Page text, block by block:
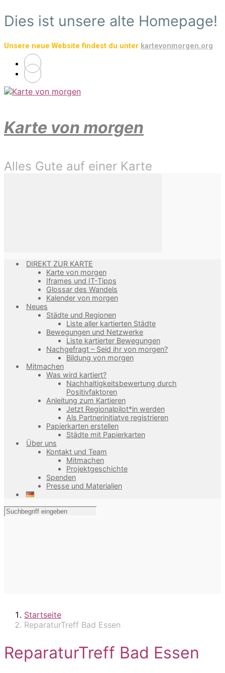
Zum
Hauptinhalt
Dies ist unsere alte Homepage!
Unsere neue Website findest du unter kartevonmorgen.org
Karte von morgen
Alles Gute auf einer Karte
DIREKT ZUR KARTE
Karte von morgen
Iframes und IT-Tipps
Glossar des Wandels
Kalender von morgen
Neues
Städte und Regionen
Liste aller kartierten Städte
Bewegungen und Netzwerke
Liste kartierter Bewegungen
Nachgefragt – Seid ihr von morgen?
Bildung von morgen
Mitmachen
Was wird kartiert?
Nachhaltigkeitsbewertung durch
Positivfaktoren
Anleitung zum Kartieren
Jetzt Regionalpilot*in werden
Als Partnerinitiatve registrieren
Papierkarten erstellen
Städte mit Papierkarten
Über uns
Kontakt und Team
Mitmachen
Projektgeschichte
Spenden
Presse und Materialien
Startseite
ReparaturTreff Bad Essen
ReparaturTreff Bad Essen